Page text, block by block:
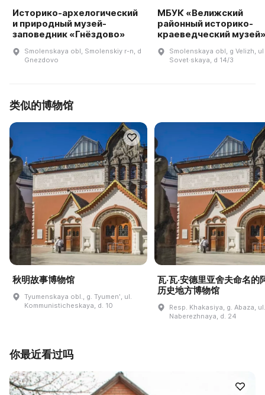
Историко-архелогический
и природный музей-
заповедник «Гнёздово»
Smolenskaya obl, Smolenskiy r-n, d
Gnezdovo
МБУК «Велижский
районный историко-
краеведческий музей»
Smolenskaya obl, g Velizh, ul
Sovet·skaya, d 14/3
类似的博物馆
秋明故事博物馆
Tyumenskaya obl., g. Tyumenʹ, ul.
Kommunisticheskaya, d. 10
瓦·瓦·安德里亚舍夫命名的
历史地方博物馆
Resp. Khakasiya, g. Abaza, ul.
Naberezhnaya, d. 24
你最近看过吗